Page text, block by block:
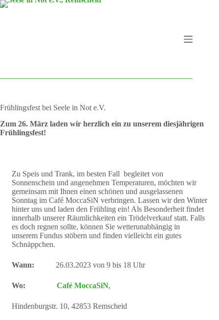
Zum
Frühlingsfest bei Seele in Not e.V.
Zum 26. März laden wir herzlich ein zu unserem diesjährigen
Frühlingsfest!
Zu Speis und Trank, im besten Fall begleitet von
Sonnenschein und angenehmen Temperaturen, möchten wir
gemeinsam mit Ihnen einen schönen und ausgelassenen
Sonntag im Café MoccaSiN verbringen. Lassen wir den Winter
hinter uns und laden den Frühling ein! Als Besonderheit findet
innerhalb unserer Räumlichkeiten ein Trödelverkauf statt. Falls
es doch regnen sollte, können Sie wetterunabhängig in
unserem Fundus stöbern und finden vielleicht ein gutes
Schnäppchen.
Wann: 26.03.2023 von 9 bis 18 Uhr
Wo: Café MoccaSiN,
Hindenburgstr. 10, 42853 Remscheid